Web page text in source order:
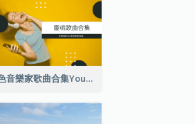
黃深藍色音樂家歌曲合集YouTube頻道圖片